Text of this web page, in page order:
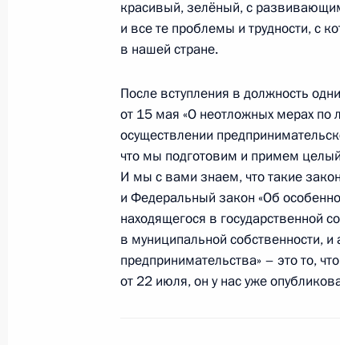
о снижении административных
бизнеса
Поручение Первому
Игорю Шувалову в связи с
20 августа 2009 года, 15:40
Рабочая встреча с Первым
Правительства Игорем
красивый, зелёный, с
и все те проблемы и трудности, с
в нашей стране.
После вступления в должность
от 15 мая «О неотложных мерах по
осуществлении
что мы подготовим и примем
И мы с вами знаем, что такие
и Федеральный закон «Об
находящегося в государственной
в муниципальной собственности,
предпринимательства» – это то,
от 22 июля, он у нас уже